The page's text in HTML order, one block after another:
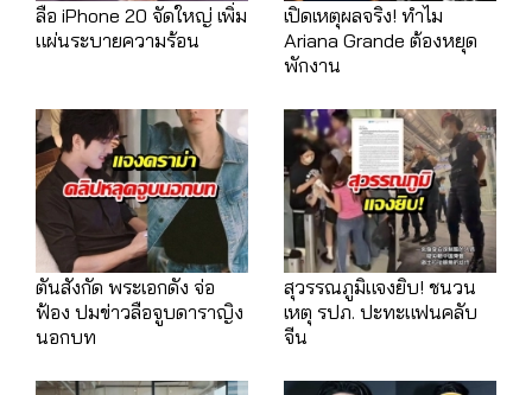
ลือ iPhone 20 จัดใหญ่ เพิ่ม
แผ่นระบายความร้อน
เปิดเหตุผลจริง! ทำไม
Ariana Grande ต้องหยุด
พักงาน
ตันสังกัด พระเอกดัง จ่อ
ฟ้อง ปมข่าวลือจูบดาราญิง
นอกบท
สุวรรณภูมิแจงยิบ! ชนวน
เหตุ รปภ. ปะทะแฟนคลับ
จีน